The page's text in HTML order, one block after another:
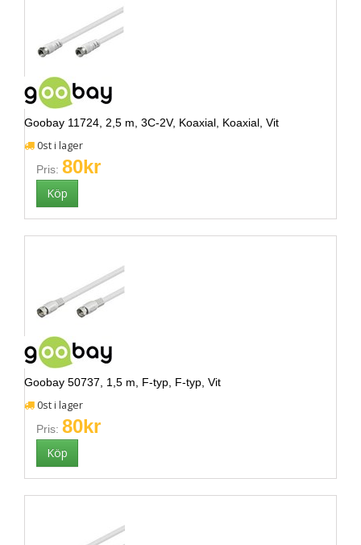
Goobay 11724, 2,5 m, 3C-2V, Koaxial, Koaxial, Vit
0st i lager
Pris: 80kr
Goobay 50737, 1,5 m, F-typ, F-typ, Vit
0st i lager
Pris: 80kr